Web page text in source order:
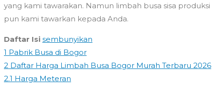
yang kami tawarakan. Namun limbah busa sisa produksi
pun kami tawarkan kepada Anda.
Daftar Isi sembunyikan
1 Pabrik Busa di Bogor
2 Daftar Harga Limbah Busa Bogor Murah Terbaru 2026
2.1 Harga Meteran